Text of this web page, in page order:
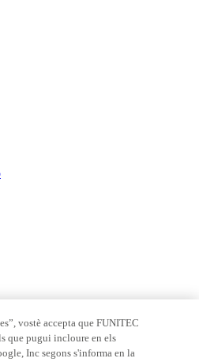
vostè accepta que FUNITEC
que pugui incloure en els
Inc segons s'informa en la